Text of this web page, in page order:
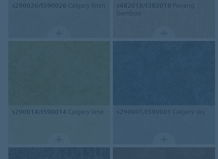
s290026/t590026 Calgary linen s482018/t382018 Penang
bamboo
s290014/t590014 Calgary lime s290001/t590001 Calgary sky